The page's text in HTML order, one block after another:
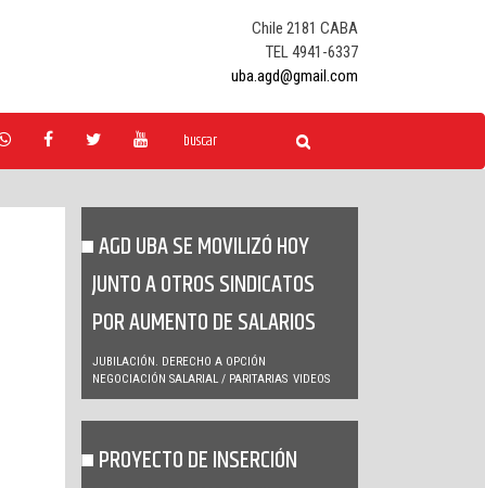
Chile 2181 CABA
TEL 4941-6337
uba.agd@gmail.com
AGD UBA SE MOVILIZÓ HOY
JUNTO A OTROS SINDICATOS
POR AUMENTO DE SALARIOS
JUBILACIÓN. DERECHO A OPCIÓN
NEGOCIACIÓN SALARIAL / PARITARIAS VIDEOS
PROYECTO DE INSERCIÓN